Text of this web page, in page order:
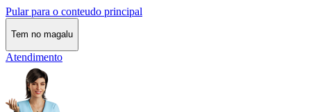
Pular para o conteudo principal
Tem no magalu
Atendimento